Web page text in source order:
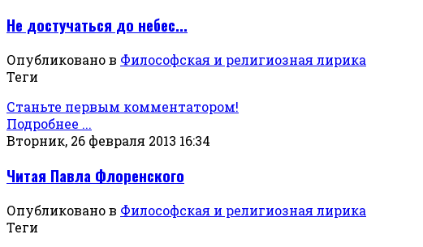
Не достучаться до небес...
Опубликовано в Философская и религиозная лирика
Теги
Станьте первым комментатором!
Подробнее ...
Вторник, 26 февраля 2013 16:34
Читая Павла Флоренского
Опубликовано в Философская и религиозная лирика
Теги